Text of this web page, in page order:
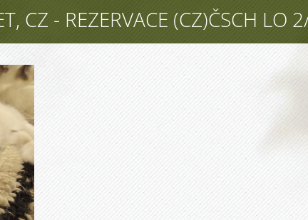
CZ - REZERVACE (CZ)ČSCH LO